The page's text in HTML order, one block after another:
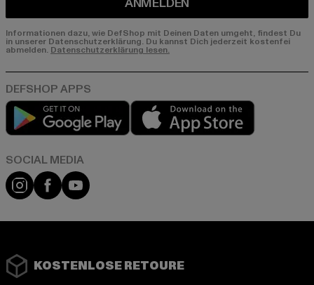
Informationen dazu, wie DefShop mit Deinen Daten umgeht, findest Du
in unserer Datenschutzerklärung. Du kannst Dich jederzeit kostenfei
abmelden. Datenschutzerklärung lesen.
Play market
Instagram
FacebookYouTube
KOSTENLOSE RETOURE